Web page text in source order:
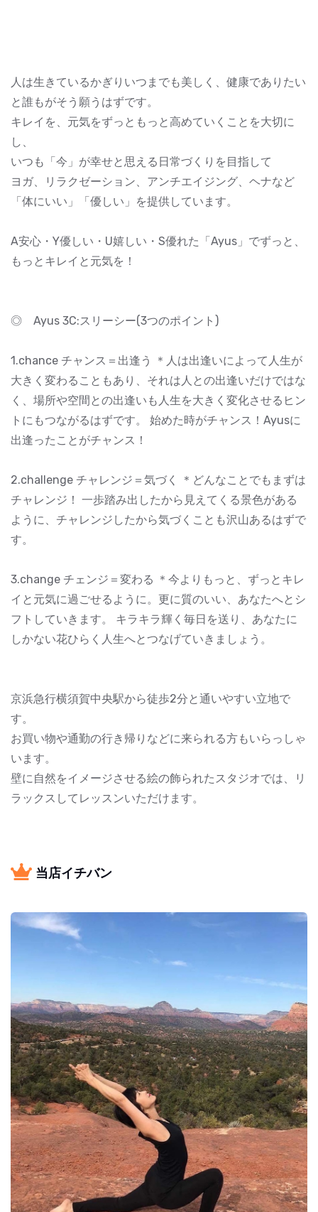
人は生きているかぎりいつまでも美しく、健康でありたい
と誰もがそう願うはずです。
キレイを、元気をずっともっと高めていくことを大切に
し、
いつも「今」が幸せと思える日常づくりを目指して
ヨガ、リラクゼーション、アンチエイジング、ヘナなど
「体にいい」「優しい」を提供しています。
A安心・Y優しい・U嬉しい・S優れた「Ayus」でずっと、
もっとキレイと元気を！
◎ Ayus 3C:スリーシー(3つのポイント)
1.chance チャンス＝出逢う ＊人は出逢いによって人生が
大きく変わることもあり、それは人との出逢いだけではな
く、場所や空間との出逢いも人生を大きく変化させるヒン
トにもつながるはずです。 始めた時がチャンス！Ayusに
出逢ったことがチャンス！
2.challenge チャレンジ＝気づく ＊どんなことでもまずは
チャレンジ！ 一歩踏み出したから見えてくる景色がある
ように、チャレンジしたから気づくことも沢山あるはずで
す。
3.change チェンジ＝変わる ＊今よりもっと、ずっとキレ
イと元気に過ごせるように。更に質のいい、あなたへとシ
フトしていきます。 キラキラ輝く毎日を送り、あなたに
しかない花ひらく人生へとつなげていきましょう。
京浜急行横須賀中央駅から徒歩2分と通いやすい立地で
す。
お買い物や通勤の行き帰りなどに来られる方もいらっしゃ
います。
壁に自然をイメージさせる絵の飾られたスタジオでは、リ
ラックスしてレッスンいただけます。
当店イチバン